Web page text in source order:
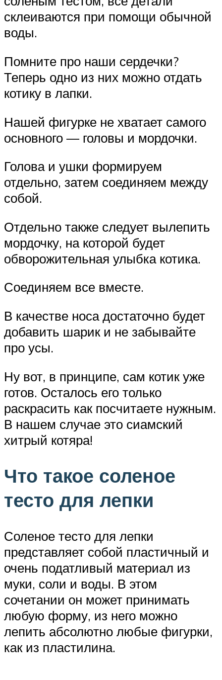
склеиваются при помощи обычной
воды.
Помните про наши сердечки?
Теперь одно из них можно отдать
котику в лапки.
Нашей фигурке не хватает самого
основного — головы и мордочки.
Голова и ушки формируем
отдельно, затем соединяем между
собой.
Отдельно также следует вылепить
мордочку, на которой будет
обворожительная улыбка котика.
Соединяем все вместе.
В качестве носа достаточно будет
добавить шарик и не забывайте
про усы.
Ну вот, в принципе, сам котик уже
готов. Осталось его только
раскрасить как посчитаете нужным.
В нашем случае это сиамский
хитрый котяра!
Что такое соленое
тесто для лепки
Соленое тесто для лепки
представляет собой пластичный и
очень податливый материал из
муки, соли и воды. В этом
сочетании он может принимать
любую форму, из него можно
лепить абсолютно любые фигурки,
как из пластилина.